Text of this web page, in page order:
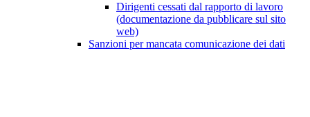
Dirigenti cessati dal rapporto di lavoro
(documentazione da pubblicare sul sito
web)
Sanzioni per mancata comunicazione dei dati